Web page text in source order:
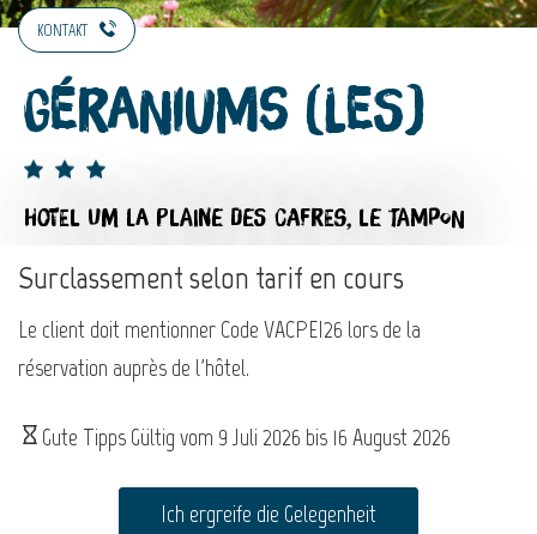
KONTAKT
Géraniums (Les)
HOTEL UM LA PLAINE DES CAFRES, LE TAMPON
Surclassement selon tarif en cours
Le client doit mentionner Code VACPEI26 lors de la
réservation auprès de l'hôtel.
Gute Tipps Gültig vom 9 Juli 2026 bis 16 August 2026
Ich ergreife die Gelegenheit